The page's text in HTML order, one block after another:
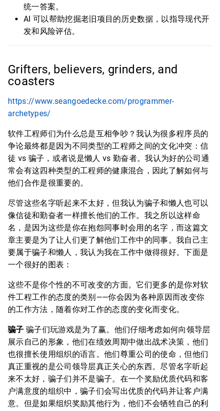
统一答案。
AI 可以帮助挖掘老旧项目的历史数据，以指导现代开
发和风险评估。
Grifters, believers, grinders, and
coasters
https://www.seangoedecke.com/programmer-
archetypes/
软件工程师们为什么总是互相争吵？我认为很多程序员的
争论最终都是因为不同类型的工程师之间的文化冲突：信
徒 vs 骗子，或者说是懒人 vs 勤奋者。我认为好的公司通
常会有这四种类型的工程师的健康混合，因此了解如何与
他们合作是很重要的。
尽管这些名字听起来不太好，但我认为骗子和懒人也可以
像信徒和勤奋者一样擅长他们的工作。我之所以这样命
名，是因为这些是你在抱怨同事时会用的名字，而这篇文
章主要是为了让人们更了解他们工作中的同事。我自己主
要属于骗子和懒人，我认为我在工作中做得很好。下面是
一个很好的图表：
这些不是你个性的不可改变的方面。它们更多的是你对软
件工程工作的态度的类别——你会因为各种原因而改变你
的工作方法，随着你对工作的态度的变化而变化。
骗子 骗子们玩游戏是为了赢。他们仔细考虑如何向领导层
展示自己的形象，他们在绩效周期中做出战术决策，他们
也很擅长使用组织的语言。他们尊重公司的使命，但他们
真正重视的是公司领导层真正关心的东西。尽管名字听起
来不太好，骗子们并不是骗子。在一个奖励优质代码和客
户满意度的组织中，骗子们会写出优质的代码并让客户满
意。但是如果组织奖励其他行为，他们不会牺牲自己的利